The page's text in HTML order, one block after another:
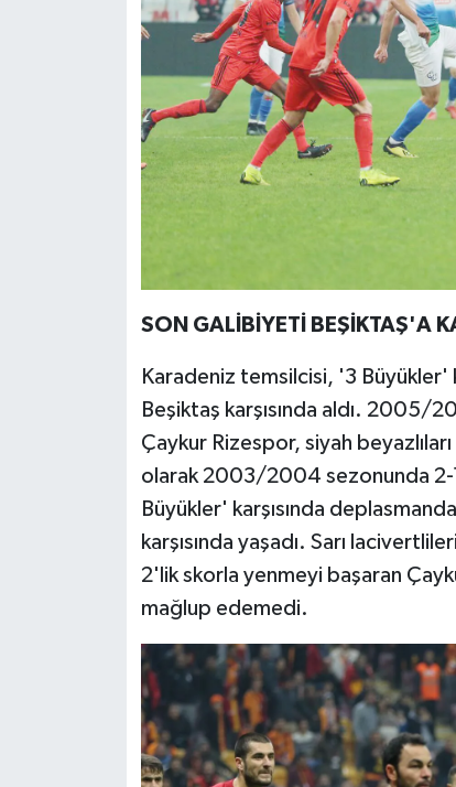
SON GALİBİYETİ BEŞİKTAŞ'A
Karadeniz temsilcisi, '3 Büyükler'
Beşiktaş karşısında aldı.
Çaykur Rizespor, siyah
olarak 2003/2004 sezonunda 2-
Büyükler' karşısında
karşısında yaşadı. Sarı
2'lik skorla yenmeyi başaran
mağlup edemedi.